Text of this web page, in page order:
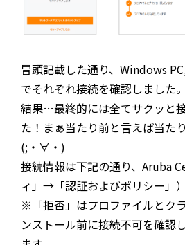
冒頭記載した通り、Windows
でそれぞれ接続を確認しました。
結果…最終的には全てサクッと
た！まぁ当たり前と言えば当た
(;・∀・)
接続情報は下記の通り、Aruba
ィ」→「認証およびポリシー」
※「拒否」はプロファイルとク
ンストール前に接続不可を確認